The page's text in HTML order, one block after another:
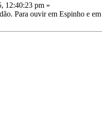
12:40:23 pm »
Para ouvir em Espinho e